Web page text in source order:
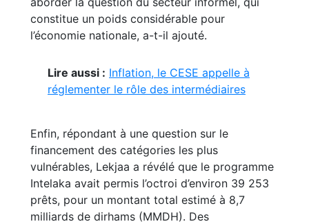
constitue un poids considérable pour
l’économie nationale, a-t-il ajouté.
Lire aussi : Inflation, le CESE appelle à
réglementer le rôle des intermédiaires
Enfin, répondant à une question sur le
financement des catégories les plus
vulnérables, Lekjaa a révélé que le programme
Intelaka avait permis l’octroi d’environ 39 253
prêts, pour un montant total estimé à 8,7
milliards de dirhams (MMDH). Des